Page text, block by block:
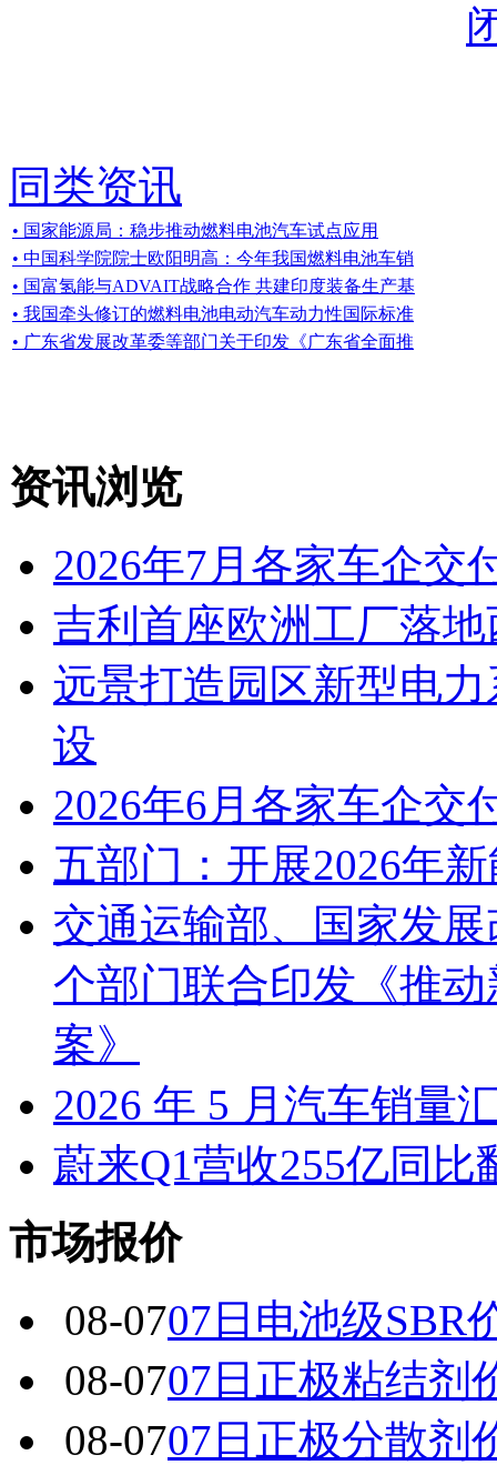
同类资讯
• 国家能源局：稳步推动燃料电池汽车试点应用
• 中国科学院院士欧阳明高：今年我国燃料电池车销
• 国富氢能与ADVAIT战略合作 共建印度装备生产基
• 我国牵头修订的燃料电池电动汽车动力性国际标准
• 广东省发展改革委等部门关于印发《广东省全面推
资讯浏览
2026年7月各家车企交
吉利首座欧洲工厂落
远景打造园区新型电
设
2026年6月各家车企交
五部门：开展2026年
交通运输部、国家发
个部门联合印发《推
案》
2026 年 5 月汽车销量
蔚来Q1营收255亿同
市场报价
08-0707日电池级SBR
08-0707日正极粘结剂
08-0707日正极分散剂